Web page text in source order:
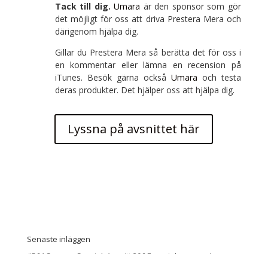
Tack till dig. Umara är den sponsor som gör
det möjligt för oss att driva Prestera Mera och
därigenom hjälpa dig.
Gillar du Prestera Mera så berätta det för oss i
en kommentar eller lämna en recension på
iTunes. Besök gärna också Umara och testa
deras produkter. Det hjälper oss att hjälpa dig.
Lyssna på avsnittet här
Senaste inläggen